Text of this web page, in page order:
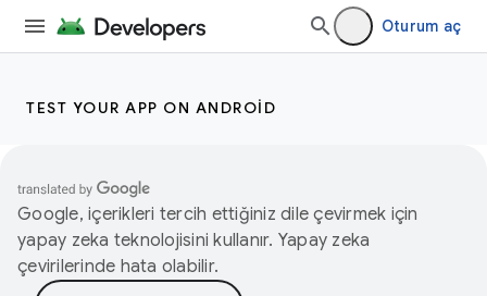
Oturum aç
TEST YOUR APP ON ANDROID
Google, içerikleri tercih ettiğiniz dile çevirmek için
yapay zeka teknolojisini kullanır. Yapay zeka
çevirilerinde hata olabilir.